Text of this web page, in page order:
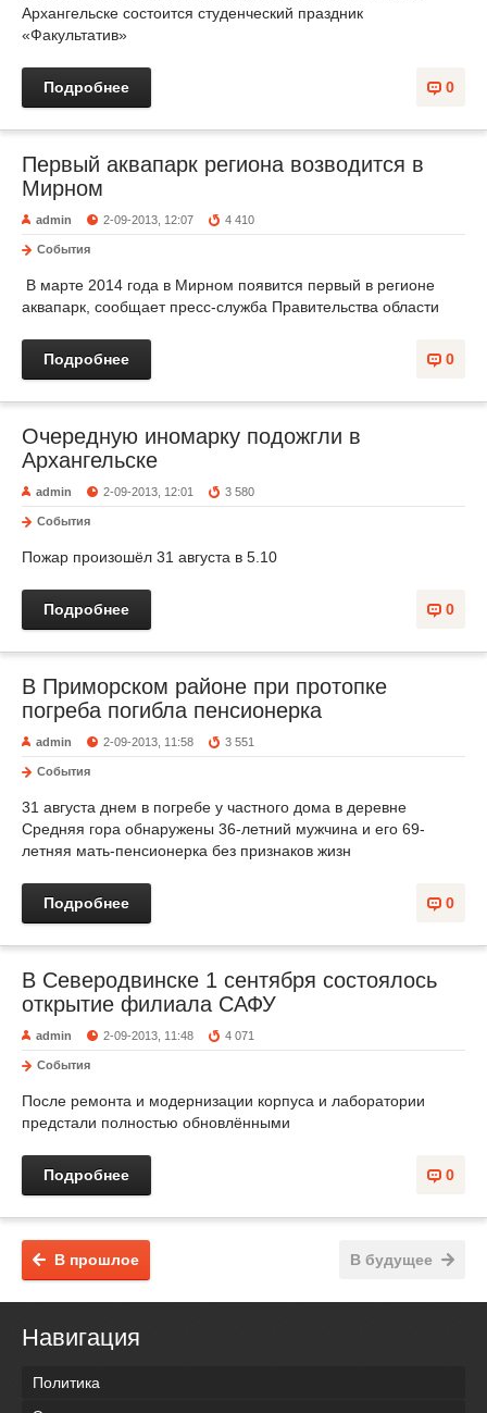
Архангельске состоится студенческий праздник
«Факультатив»
0
Подробнее
Первый аквапарк региона возводится в
Мирном
admin 2-09-2013, 12:07 4 410
События
В марте 2014 года в Мирном появится первый в регионе
аквапарк, сообщает пресс-служба Правительства области
0
Подробнее
Очередную иномарку подожгли в
Архангельске
admin 2-09-2013, 12:01 3 580
События
Пожар произошёл 31 августа в 5.10
0
Подробнее
В Приморском районе при протопке
погреба погибла пенсионерка
admin 2-09-2013, 11:58 3 551
События
31 августа днем в погребе у частного дома в деревне
Средняя гора обнаружены 36-летний мужчина и его 69-
летняя мать-пенсионерка без признаков жизн
0
Подробнее
В Северодвинске 1 сентября состоялось
открытие филиала САФУ
admin 2-09-2013, 11:48 4 071
События
После ремонта и модернизации корпуса и лаборатории
предстали полностью обновлёнными
0
Подробнее
В будущее
В прошлое
Навигация
Политика